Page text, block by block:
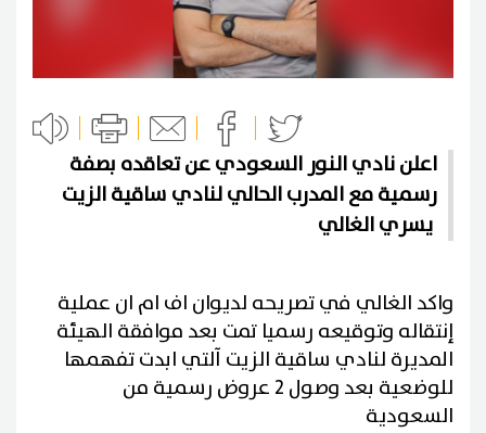
اعلن نادي النور السعودي عن تعاقده بصفة
رسمية مع المدرب الحالي لنادي ساقية الزيت
واكد الغالي في تصريحه لديوان اف ام ان عملية
إنتقاله وتوقيعه رسميا تمت بعد موافقة الهيئة
المديرة لنادي ساقية الزيت آلتي ابدت تفهمها
للوضعية بعد وصول 2 عروض رسمية من
السعودية